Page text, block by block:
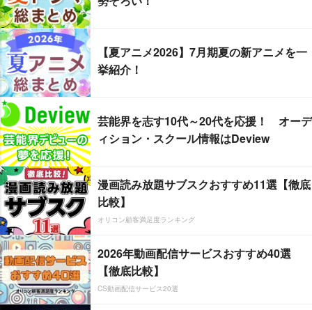
【夏アニメ2026】7月期夏の新アニメを一
挙紹介！
芸能界を志す10代～20代を応援！ オーデ
ィション・スクール情報はDeview
漫画読み放題サブスクおすすめ11選【徹底
比較】
オリコン顧客満足度ランキング
2026年動画配信サービスおすすめ40選
【徹底比較】
CS動画配信サービス20選